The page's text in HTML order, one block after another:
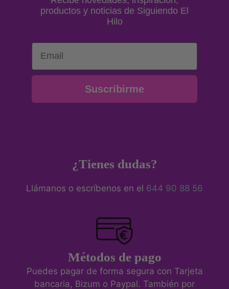
productos y noticias de Siguiendo El
Hilo
Email
Suscribirme
¿Tienes dudas?
Llámanos o escríbenos en el 644 90 88 56
Métodos de pago
Puedes pagar de forma segura con Tarjeta
bancaria, Bizum o Paypal. También por